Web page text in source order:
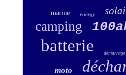
marine energy
camping
batterie démarrage
moto